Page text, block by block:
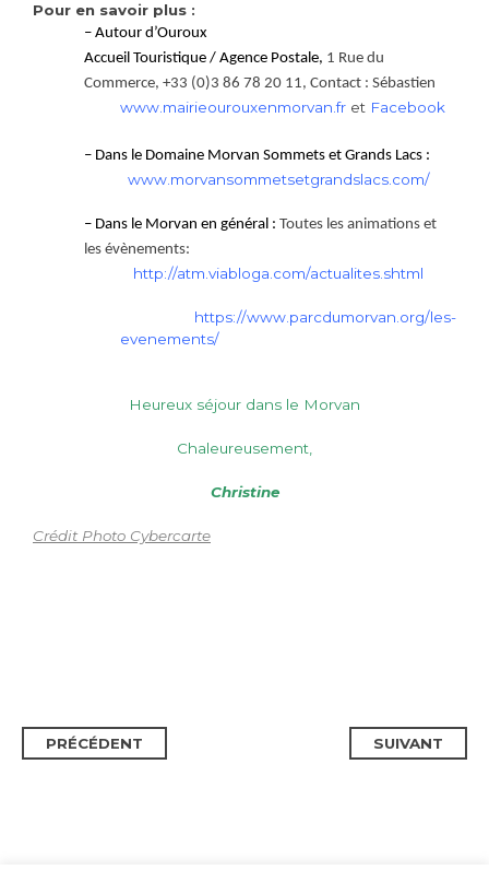
Pour en savoir plus :
– Autour d’Ouroux
Accueil Touristique / Agence Postale, 1 Rue du
Commerce, +33 (0)3 86 78 20 11, Contact : Sébastien
www.mairieourouxenmorvan.fr et Facebook
– Dans le Domaine Morvan Sommets et Grands Lacs :
www.morvansommetsetgrandslacs.com/
– Dans le Morvan en général :Toutes les animations et
les évènements:
http://atm.viabloga.com/actualites.shtml
https://www.parcdumorvan.org/les-
evenements/
Heureux séjour dans le Morvan
Chaleureusement,
Christine
Crédit Photo Cybercarte
PRÉCÉDENT SUIVANT